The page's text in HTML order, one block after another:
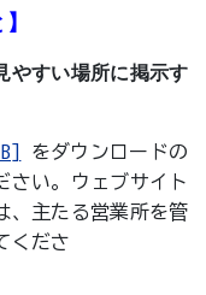
やすい場所に掲示す
をダウンロードの
さい。ウェブサイト
、主たる営業所を管
くださ